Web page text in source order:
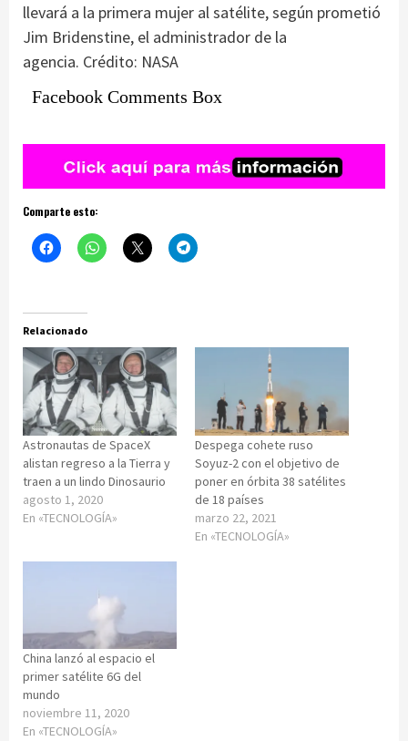
llevará a la primera mujer al satélite, según prometió
Jim Bridenstine, el administrador de la
agencia. Crédito: NASA
Facebook Comments Box
Comparte esto:
Relacionado
Astronautas de SpaceX
alistan regreso a la Tierra y
traen a un lindo Dinosaurio
agosto 1, 2020
En «TECNOLOGÍA»
Despega cohete ruso
Soyuz-2 con el objetivo de
poner en órbita 38 satélites
de 18 países
marzo 22, 2021
En «TECNOLOGÍA»
China lanzó al espacio el
primer satélite 6G del
mundo
noviembre 11, 2020
En «TECNOLOGÍA»